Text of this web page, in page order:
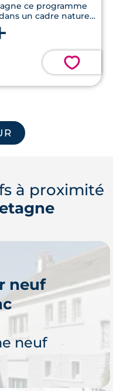
ce programme
un cadre naturel
💗
à proximité
neuf
neuf